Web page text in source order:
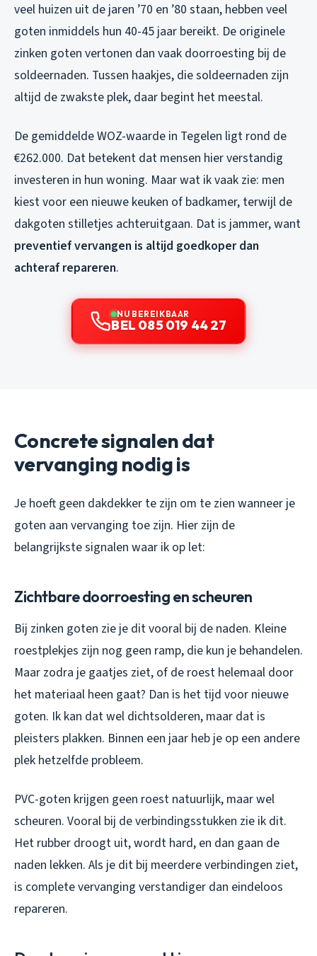
veel huizen uit de jaren ’70 en ’80 staan, hebben veel
goten inmiddels hun 40-45 jaar bereikt. De originele
zinken goten vertonen dan vaak doorroesting bij de
soldeernaden. Tussen haakjes, die soldeernaden zijn
altijd de zwakste plek, daar begint het meestal.
De gemiddelde WOZ-waarde in Tegelen ligt rond de
€262.000. Dat betekent dat mensen hier verstandig
investeren in hun woning. Maar wat ik vaak zie: men
kiest voor een nieuwe keuken of badkamer, terwijl de
dakgoten stilletjes achteruitgaan. Dat is jammer, want
preventief vervangen is altijd goedkoper dan
achteraf repareren.
NU BEREIKBAAR
BEL 085 019 44 27
Concrete signalen dat
vervanging nodig is
Je hoeft geen dakdekker te zijn om te zien wanneer je
goten aan vervanging toe zijn. Hier zijn de
belangrijkste signalen waar ik op let:
Zichtbare doorroesting en scheuren
Bij zinken goten zie je dit vooral bij de naden. Kleine
roestplekjes zijn nog geen ramp, die kun je behandelen.
Maar zodra je gaatjes ziet, of de roest helemaal door
het materiaal heen gaat? Dan is het tijd voor nieuwe
goten. Ik kan dat wel dichtsolderen, maar dat is
pleisters plakken. Binnen een jaar heb je op een andere
plek hetzelfde probleem.
PVC-goten krijgen geen roest natuurlijk, maar wel
scheuren. Vooral bij de verbindingsstukken zie ik dit.
Het rubber droogt uit, wordt hard, en dan gaan de
naden lekken. Als je dit bij meerdere verbindingen ziet,
is complete vervanging verstandiger dan eindeloos
repareren.